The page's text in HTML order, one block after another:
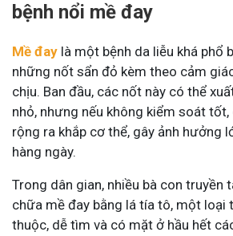
bệnh nổi mề đay
Mề đay là một bệnh da liễu khá phổ
những nốt sẩn đỏ kèm theo cảm
chịu. Ban đầu, các nốt này có thể
nhỏ, nhưng nếu không kiểm soát
rộng ra khắp cơ thể, gây ảnh hưởng
hàng ngày.
Trong dân gian, nhiều bà con truyền
chữa mề đay bằng lá tía tô, một loại
thuộc, dễ tìm và có mặt ở hầu hết